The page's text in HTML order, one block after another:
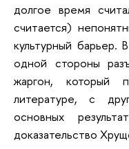
долгое время
считается)
культурный барьер.
одной стороны
жаргон, который
литературе, с
основных
доказательство